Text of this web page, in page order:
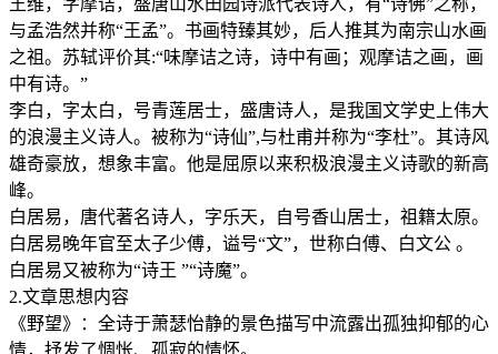
王维，字摩诘，盛唐山水田园诗派代表诗人，有“诗佛”之称，
与孟浩然并称“王孟”。书画特臻其妙，后人推其为南宗山水画
之祖。苏轼评价其:“味摩诘之诗，诗中有画；观摩诘之画，画
中有诗。”
李白，字太白，号青莲居士，盛唐诗人，是我国文学史上伟大
的浪漫主义诗人。被称为“诗仙”,与杜甫并称为“李杜”。其诗风
雄奇豪放，想象丰富。他是屈原以来积极浪漫主义诗歌的新高
峰。
白居易，唐代著名诗人，字乐天，自号香山居士，祖籍太原。
白居易晚年官至太子少傅，谥号“文”，世称白傅、白文公 。
白居易又被称为“诗王 ”“诗魔”。
2.文章思想内容
《野望》：全诗于萧瑟怡静的景色描写中流露出孤独抑郁的心
情，抒发了惆怅、孤寂的情怀。